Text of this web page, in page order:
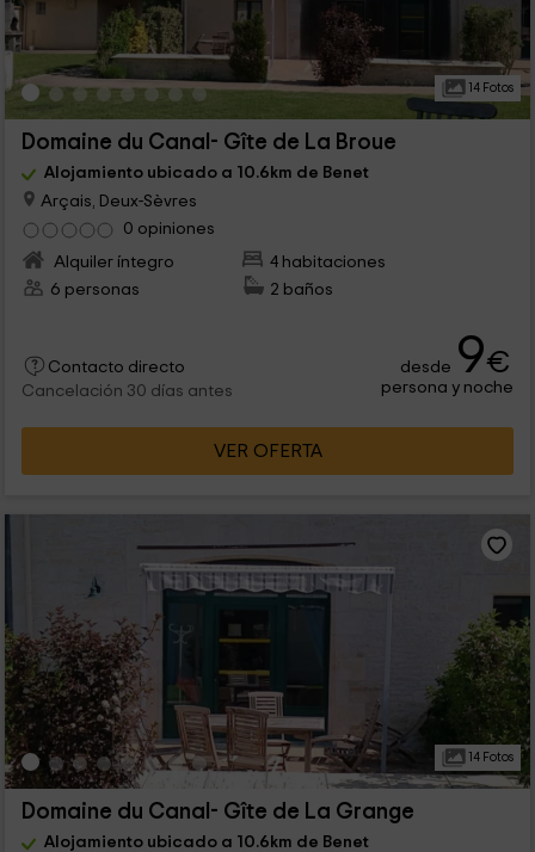
14 Fotos
Domaine du Canal- Gîte de La Broue
Alojamiento ubicado a 10.6km de Benet
Arçais, Deux-Sèvres
0 opiniones
Alquiler íntegro
4 habitaciones
6 personas
2 baños
Contacto directo
Cancelación 30 días antes
desde 9€
persona y noche
VER OFERTA
14 Fotos
Domaine du Canal- Gîte de La Grange
Alojamiento ubicado a 10.6km de Benet